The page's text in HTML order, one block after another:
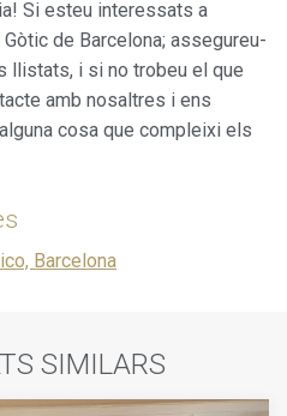
Si esteu interessats a
de Barcelona; assegureu-
llistats, i si no trobeu el que
amb nosaltres i ens
cosa que compleixi els
Barcelona
SIMILARS